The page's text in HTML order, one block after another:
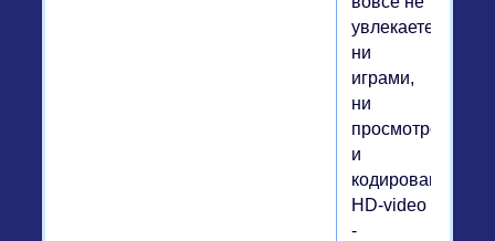
увлекаетесь
ни
играми,
ни
просмотром
и
кодированием
HD-video
-